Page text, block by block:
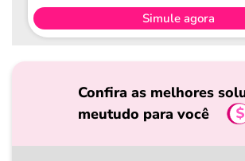
Simule agora
Confira as melhores
meutudo para você